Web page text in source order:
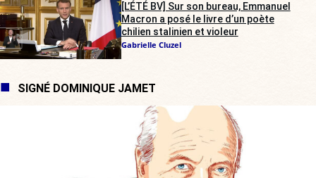
[L’ÉTÉ BV] Sur son bureau, Emmanuel
Macron a posé le livre d’un poète
chilien stalinien et violeur
Gabrielle Cluzel
SIGNÉ DOMINIQUE JAMET